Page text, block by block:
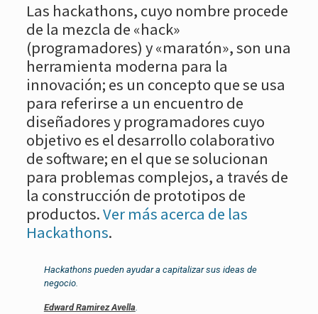
Las hackathons, cuyo nombre procede
de la mezcla de «hack»
(programadores) y «maratón», son una
herramienta moderna para la
innovación; es un concepto que se usa
para referirse a un encuentro de
diseñadores y programadores cuyo
objetivo es el desarrollo colaborativo
de software; en el que se solucionan
para problemas complejos, a través de
la construcción de prototipos de
productos.Ver más acerca de las
Hackathons.
Hackathons pueden ayudar a capitalizar sus ideas de
negocio.
Edward Ramirez Avella.